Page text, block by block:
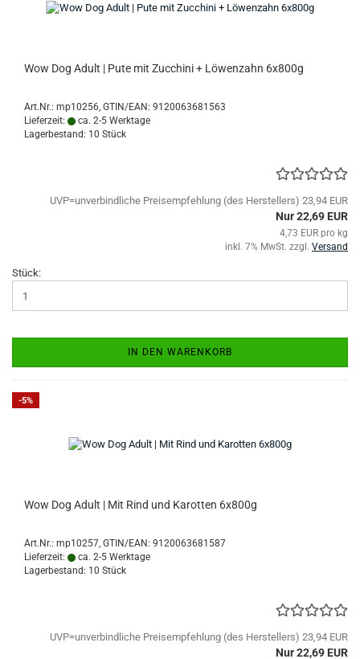
Wow Dog Adult | Pute mit Zucchini + Löwenzahn 6x800g
Art.Nr.: mp10256 GTIN/EAN: 9120063681563
Lieferzeit:
ca. 2-5 Werktage
Lagerbestand: 10 Stück
UVP=unverbindliche Preisempfehlung (des Herstellers) 23,94 EUR
Nur 22,69 EUR
4,73 EUR pro kg
inkl. 7% MwSt. zzgl. Versand
Stück:
IN DEN WARENKORB
-5%
Wow Dog Adult | Mit Rind und Karotten 6x800g
Art.Nr.: mp10257 GTIN/EAN: 9120063681587
Lieferzeit:
ca. 2-5 Werktage
Lagerbestand: 10 Stück
UVP=unverbindliche Preisempfehlung (des Herstellers) 23,94 EUR
Nur 22,69 EUR